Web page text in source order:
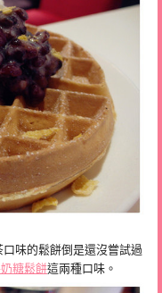
味的鬆餅倒是還沒嘗試過
糖鬆餅這兩種口味。